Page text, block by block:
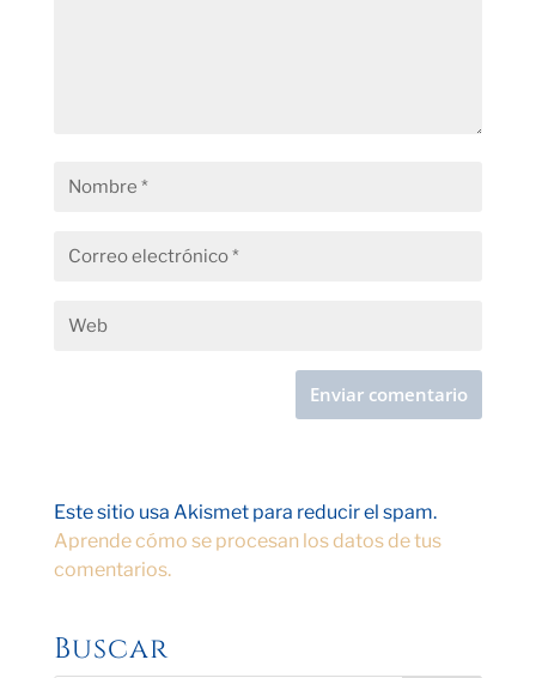
Este sitio usa Akismet para reducir el spam.
Aprende cómo se procesan los datos de tus
comentarios.
Buscar